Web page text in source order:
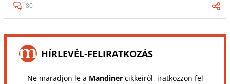
80
HÍRLEVÉL-FELIRATKOZÁS
Ne maradjon le a Mandinercikkeiről, iratkozzon fel